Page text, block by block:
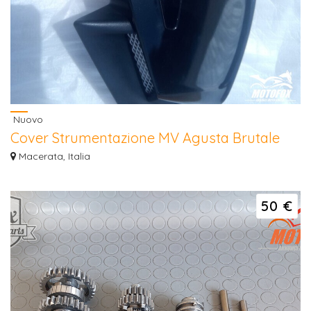
Nuovo
Cover Strumentazione MV Agusta Brutale
800rr'15-16
Macerata, Italia
50 €